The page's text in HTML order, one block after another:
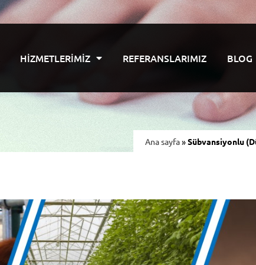
HIZMETLERIMIZ REFERANSLARIMIZ BLOG
Ana sayfa»Sübvansiyonlu